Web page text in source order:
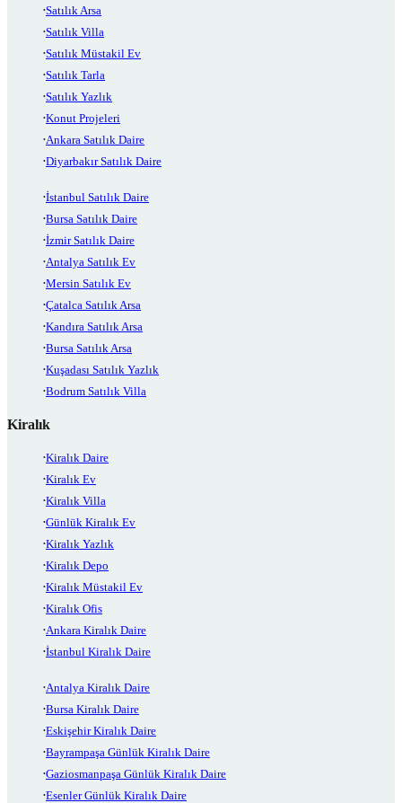
Satılık Arsa
Satılık Villa
Satılık Müstakil Ev
Satılık Tarla
Satılık Yazlık
Konut Projeleri
Ankara Satılık Daire
Diyarbakır Satılık Daire
İstanbul Satılık Daire
Bursa Satılık Daire
İzmir Satılık Daire
Antalya Satılık Ev
Mersin Satılık Ev
Çatalca Satılık Arsa
Kandıra Satılık Arsa
Bursa Satılık Arsa
Kuşadası Satılık Yazlık
Bodrum Satılık Villa
Kiralık
Kiralık Daire
Kiralık Ev
Kiralık Villa
Günlük Kiralık Ev
Kiralık Yazlık
Kiralık Depo
Kiralık Müstakil Ev
Kiralık Ofis
Ankara Kiralık Daire
İstanbul Kiralık Daire
Antalya Kiralık Daire
Bursa Kiralık Daire
Eskişehir Kiralık Daire
Bayrampaşa Günlük Kiralık Daire
Gaziosmanpaşa Günlük Kiralık Daire
Esenler Günlük Kiralık Daire